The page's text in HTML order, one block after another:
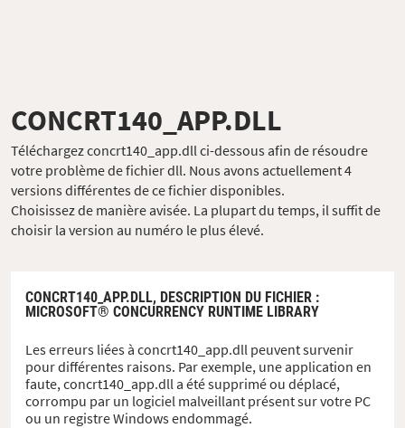
CONCRT140_APP.DLL
Téléchargez concrt140_app.dll ci-dessous afin de résoudre
votre problème de fichier dll. Nous avons actuellement 4
versions différentes de ce fichier disponibles.
Choisissez de manière avisée. La plupart du temps, il suffit de
choisir la version au numéro le plus élevé.
CONCRT140_APP.DLL, DESCRIPTION DU FICHIER :
MICROSOFT® CONCURRENCY RUNTIME LIBRARY
Les erreurs liées à concrt140_app.dll peuvent survenir
pour différentes raisons. Par exemple, une application en
faute, concrt140_app.dll a été supprimé ou déplacé,
corrompu par un logiciel malveillant présent sur votre PC
ou un registre Windows endommagé.